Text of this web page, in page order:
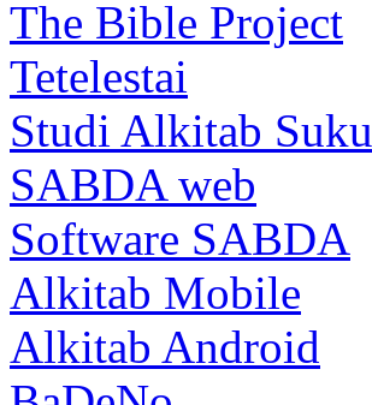
The Bible Project
Tetelestai
Studi Alkitab Suku
SABDA web
Software SABDA
Alkitab Mobile
Alkitab Android